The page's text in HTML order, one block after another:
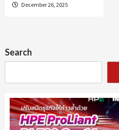
December 26, 2025
Search